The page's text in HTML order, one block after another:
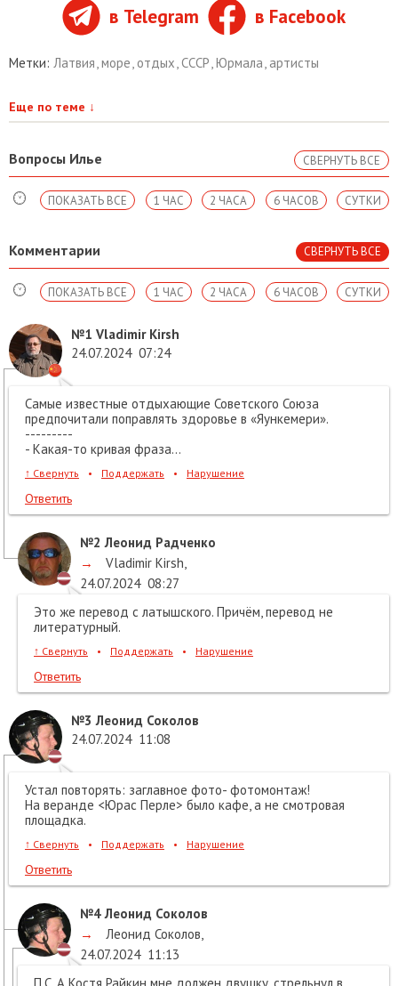
в Telegram в Facebook
Метки: Латвия,море, отдых,СССР,Юрмала, артисты
Еще по теме ↓
Вопросы Илье СВЕРНУТЬ ВСЕ
СУТКИ
6 ЧАСОВ
2 ЧАСА
1 ЧАС
ПОКАЗАТЬ ВСЕ
Комментарии СВЕРНУТЬ ВСЕ
СУТКИ
6 ЧАСОВ
2 ЧАСА
1 ЧАС
ПОКАЗАТЬ ВСЕ
№1 Vladimir Kirsh
24.07.2024 07:24
Самые известные отдыхающие Советского Союза
предпочитали поправлять здоровье в «Яункемери».
---------
- Какая-то кривая фраза...
↑ Свернуть • Поддержать • Нарушение
Ответить
№2 Леонид Радченко
→
Vladimir Kirsh,
24.07.2024 08:27
Это же перевод с латышского. Причём, перевод не
литературный.
↑ Свернуть • Поддержать • Нарушение
Ответить
№3 Леонид Соколов
24.07.2024 11:08
Устал повторять: заглавное фото- фотомонтаж!
На веранде <Юрас Перле> было кафе, а не смотровая
площадка.
↑ Свернуть • Поддержать • Нарушение
Ответить
№4Леонид Соколов
→
Леонид Соколов,
24.07.2024 11:13